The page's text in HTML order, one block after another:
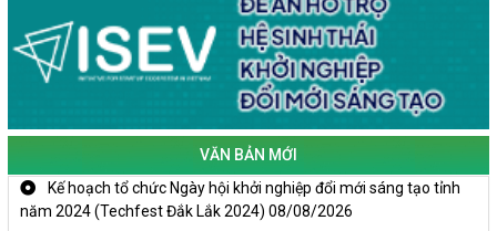
VĂN BẢN MỚI
Kế hoạch tổ chức Ngày hội khởi nghiệp đổi mới sáng tạo tỉnh
năm 2024 (Techfest Đắk Lắk 2024) 08/08/2026